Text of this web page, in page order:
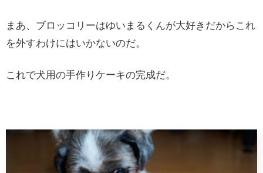
まあ、ブロッコリーはゆいまるくんが大好きだからこれ
を外すわけにはいかないのだ。
これで犬用の手作りケーキの完成だ。